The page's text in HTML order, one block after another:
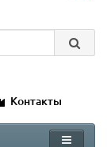
Контакты